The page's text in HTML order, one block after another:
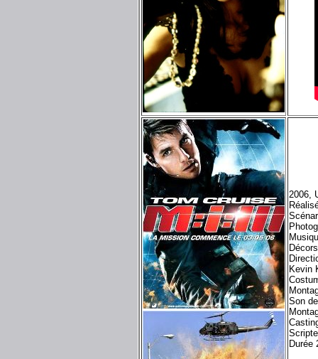
2006,
Kevin
Son
Durée